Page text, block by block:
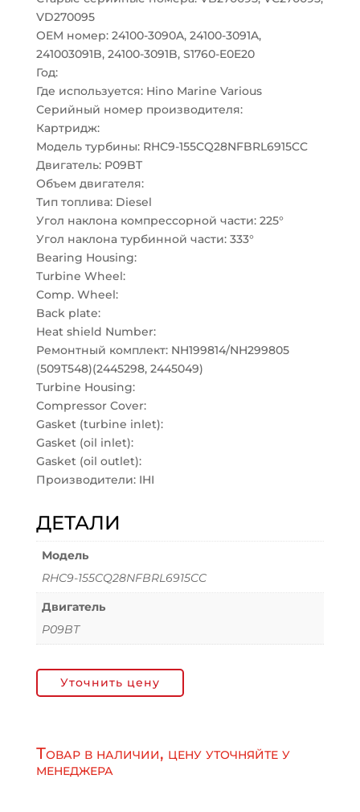
VD270095
OEM номер: 24100-3090A, 24100-3091A,
241003091B, 24100-3091B, S1760-E0E20
Год:
Где используется: Hino Marine Various
Серийный номер производителя:
Картридж:
Модель турбины: RHC9-155CQ28NFBRL6915CC
Двигатель: P09BT
Объем двигателя:
Тип топлива: Diesel
Угол наклона компрессорной части: 225°
Угол наклона турбинной части: 333°
Bearing Housing:
Turbine Wheel:
Comp. Wheel:
Back plate:
Heat shield Number:
Ремонтный комплект: NH199814/NH299805
(509T548)(2445298, 2445049)
Turbine Housing:
Compressor Cover:
Gasket (turbine inlet):
Gasket (oil inlet):
Gasket (oil outlet):
Производители: IHI
ДЕТАЛИ
Модель
RHC9-155CQ28NFBRL6915CC
Двигатель
P09BT
Уточнить цену
Товар в наличии, цену уточняйте у
менеджера